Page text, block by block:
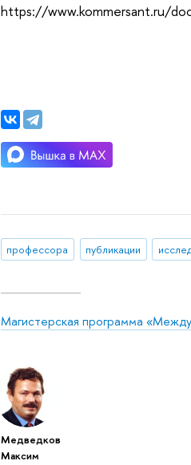
https://www.kommersant.ru/
профессора публикации
Магистерская программа
Медведков
Максим